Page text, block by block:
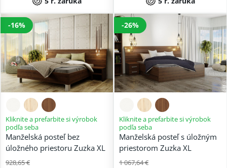
-16%
Kliknite a prefarbite si výrobok
podľa seba
Manželská posteľ bez
úložného priestoru Zuzka XL
928,65 €
-26%
Kliknite a prefarbite si výrobok
podľa seba
Manželská posteľ s úložným
priestorom Zuzka XL
1 067,64 €